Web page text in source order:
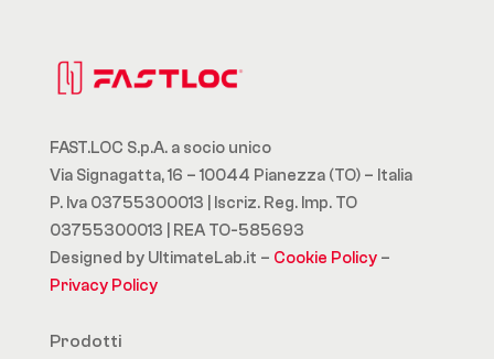
FAST.LOC S.p.A. a socio unico
Via Signagatta, 16 – 10044 Pianezza (TO) – Italia
P. Iva 03755300013 | Iscriz. Reg. Imp. TO
03755300013 | REA TO-585693
Designed by UltimateLab.it – Cookie Policy–
Privacy Policy
Prodotti